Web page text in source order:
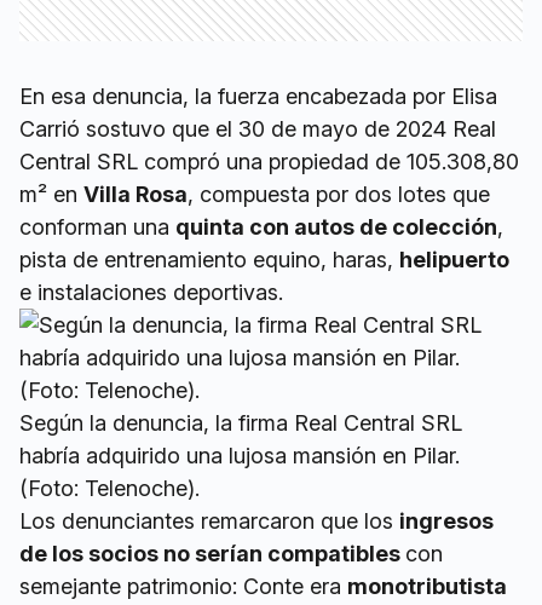
En esa denuncia, la fuerza encabezada por Elisa
Carrió sostuvo que el 30 de mayo de 2024 Real
Central SRL compró una propiedad de 105.308,80
m² en Villa Rosa, compuesta por dos lotes que
conforman una quinta con autos de colección,
pista de entrenamiento equino, haras, helipuerto
e instalaciones deportivas.
Según la denuncia, la firma Real Central SRL
habría adquirido una lujosa mansión en Pilar.
(Foto: Telenoche).
Los denunciantes remarcaron que los ingresos
de los socios no serían compatibles con
semejante patrimonio: Conte era monotributista